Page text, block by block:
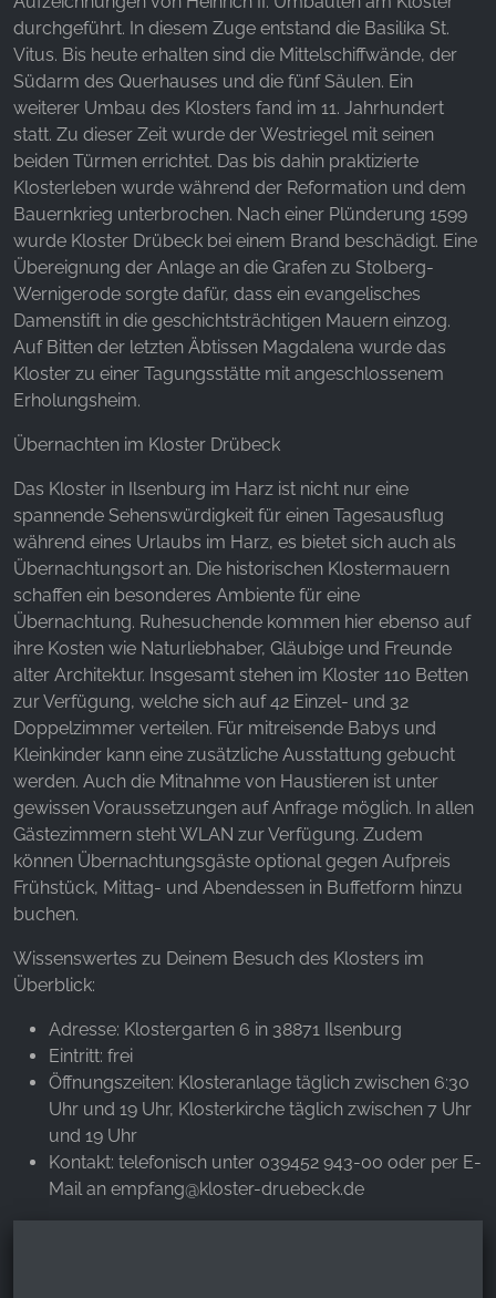
durchgeführt. In diesem Zuge entstand die Basilika St.
Vitus. Bis heute erhalten sind die Mittelschiffwände, der
Südarm des Querhauses und die fünf Säulen. Ein
weiterer Umbau des Klosters fand im 11. Jahrhundert
statt. Zu dieser Zeit wurde der Westriegel mit seinen
beiden Türmen errichtet. Das bis dahin praktizierte
Klosterleben wurde während der Reformation und dem
Bauernkrieg unterbrochen. Nach einer Plünderung 1599
wurde Kloster Drübeck bei einem Brand beschädigt. Eine
Übereignung der Anlage an die Grafen zu Stolberg-
Wernigerode sorgte dafür, dass ein evangelisches
Damenstift in die geschichtsträchtigen Mauern einzog.
Auf Bitten der letzten Äbtissen Magdalena wurde das
Kloster zu einer Tagungsstätte mit angeschlossenem
Erholungsheim.
Übernachten im Kloster Drübeck
Das Kloster in Ilsenburg im Harz ist nicht nur eine
spannende Sehenswürdigkeit für einen Tagesausflug
während eines Urlaubs im Harz, es bietet sich auch als
Übernachtungsort an. Die historischen Klostermauern
schaffen ein besonderes Ambiente für eine
Übernachtung. Ruhesuchende kommen hier ebenso auf
ihre Kosten wie Naturliebhaber, Gläubige und Freunde
alter Architektur. Insgesamt stehen im Kloster 110 Betten
zur Verfügung, welche sich auf 42 Einzel- und 32
Doppelzimmer verteilen. Für mitreisende Babys und
Kleinkinder kann eine zusätzliche Ausstattung gebucht
werden. Auch die Mitnahme von Haustieren ist unter
gewissen Voraussetzungen auf Anfrage möglich. In allen
Gästezimmern steht WLAN zur Verfügung. Zudem
können Übernachtungsgäste optional gegen Aufpreis
Frühstück, Mittag- und Abendessen in Buffetform hinzu
buchen.
Wissenswertes zu Deinem Besuch des Klosters im
Überblick:
Adresse: Klostergarten 6 in 38871 Ilsenburg
Eintritt: frei
Öffnungszeiten: Klosteranlage täglich zwischen 6:30
Uhr und 19 Uhr, Klosterkirche täglich zwischen 7 Uhr
und 19 Uhr
Kontakt: telefonisch unter 039452 943-00 oder per E-
Mail an empfang@kloster-druebeck.de